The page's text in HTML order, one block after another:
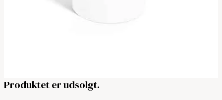
Produktet er udsolgt.